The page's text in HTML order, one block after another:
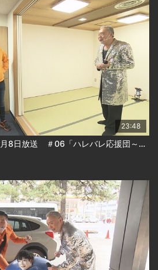
23:48
ハレバレティモンディ 5月8日放送 ＃06「ハレバレ応援団～北海道のエンタメ編（前）」